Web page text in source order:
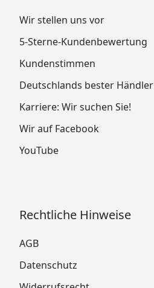
Wir stellen uns vor
5-Sterne-Kundenbewertung
Kundenstimmen
Deutschlands bester Händler
Karriere: Wir suchen Sie!
Wir auf Facebook
YouTube
Rechtliche Hinweise
AGB
Datenschutz